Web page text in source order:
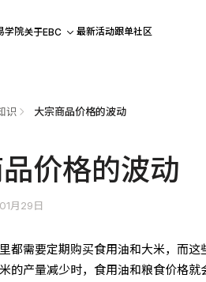
学院关于EBC 最新活动跟单社区
识 大宗商品价格的波动
价格的波动
月29日
都需要定期购买食用油和大米，而
的产量减少时，食用油和粮食价格